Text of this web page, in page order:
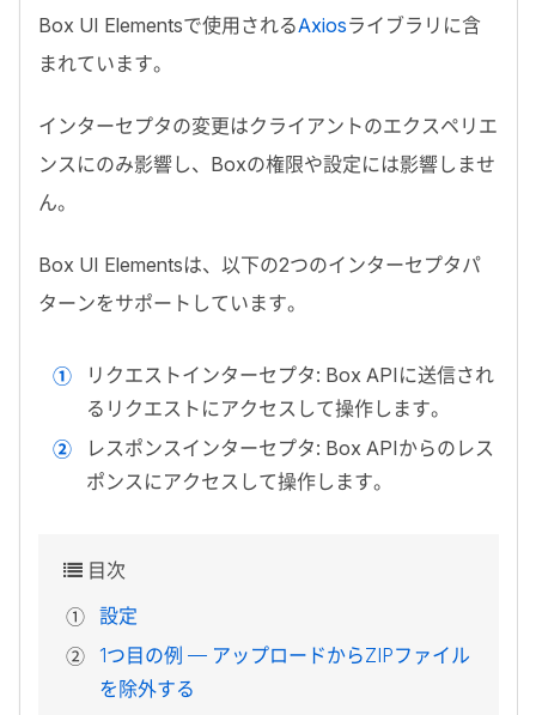
Box UI Elementsで使用されるAxiosライブラリに含
まれています。
インターセプタの変更はクライアントのエクスペリエ
ンスにのみ影響し、 Boxの権限や設定には影響しませ
ん。
Box UI Elementsは、以下の2つのインターセプタパ
ターンをサポートしています。
リクエストインターセプタ: Box API に送信され
るリクエストにアクセスして操作します。
レスポンスインターセプタ: Box APIからのレス
ポンスにアクセスして操作します。
目次
設定
1つ目の例 — アップロードからZIPファイル
を除外する